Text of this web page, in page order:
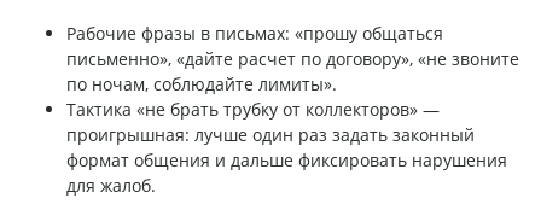
Рабочие фразы в письмах: «прошу общаться
письменно», «дайте расчет по договору», «не звоните
по ночам, соблюдайте лимиты».
Тактика «не брать трубку от коллекторов» —
проигрышная: лучше один раз задать законный
формат общения и дальше фиксировать нарушения
для жалоб.